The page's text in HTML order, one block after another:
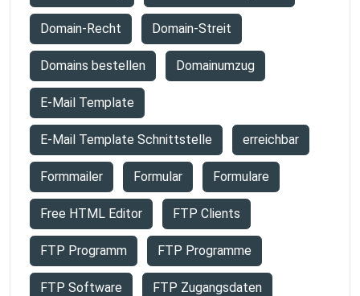
Domain-Recht Domain-Streit
Domains bestellen Domainumzug
E-Mail Template
E-Mail Template Schnittstelle erreichbar
Formmailer Formular Formulare
Free HTML Editor FTP Clients
FTP Programm FTP Programme
FTP Software FTP Zugangsdaten